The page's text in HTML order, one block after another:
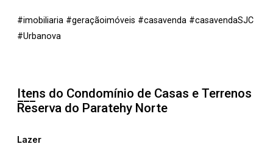
#imobiliaria #geraçãoimóveis #casavenda #casavendaSJC
#Urbanova
Itens do Condomínio de Casas e Terrenos
Reserva do Paratehy Norte
Lazer